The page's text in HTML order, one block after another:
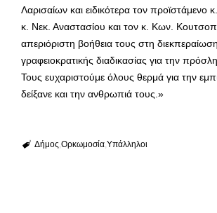
Λαρισαίων και ειδικότερα τον προϊστάμενο
κ. Νεκ. Αναστασίου και τον κ. Κων.
απεριόριστη βοήθεια τους στη
γραφειοκρατικής διαδικασίας για την
Τους ευχαριστούμε όλους θερμά για την
δείξανε και την ανθρωπιά τους.»
Δήμος Ορκωμοσία Υπάλληλοι